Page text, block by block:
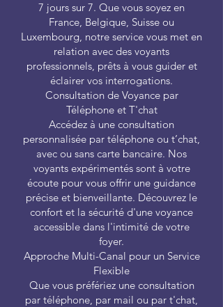
7 jours sur 7. Que vous soyez en
France, Belgique, Suisse ou
Luxembourg, notre service vous met en
relation avec des voyants
professionnels, prêts à vous guider et
éclairer vos interrogations.
Consultation de Voyance par
Téléphone et T'chat
Accédez à une consultation
personnalisée par téléphone ou t’chat,
avec ou sans carte bancaire. Nos
voyants expérimentés sont à votre
écoute pour vous offrir une guidance
précise et bienveillante. Découvrez le
confort et la sécurité d'une voyance
accessible dans l'intimité de votre
foyer.
Approche Multi-Canal pour un Service
Flexible
Que vous préfériez une consultation
par téléphone, par mail ou par t'chat,